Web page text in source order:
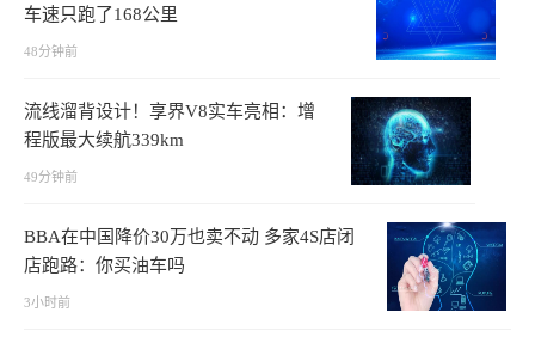
车速只跑了168公里
48分钟前
流线溜背设计！享界V8实车亮相：增
程版最大续航339km
49分钟前
BBA在中国降价30万也卖不动 多家4S店闭
店跑路：你买油车吗
3小时前